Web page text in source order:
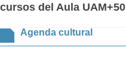
cursos del Aula UAM+50
Agenda cultural